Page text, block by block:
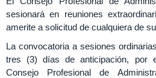
sesionará en reuniones
amerite a solicitud de cualquiera de
La convocatoria a sesiones
tres (3) días de anticipación, por
Consejo Profesional de